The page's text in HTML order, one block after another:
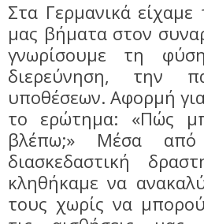
Στα Γερμανικά
μας βήματα στον
γνωρίσουμε τη
διερεύνηση, την
υποθέσεων. Αφορμή
το ερώτημα: «Πώς
βλέπω;» Μέσα από
διασκεδαστική
κληθήκαμε να
τους χωρίς να